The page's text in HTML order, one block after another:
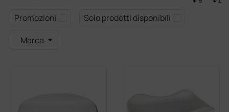
Promozioni
Solo prodotti disponibili
Marca